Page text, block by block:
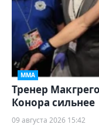
ММА
Тренер
Конора сильнее
09 августа 2026 15:42